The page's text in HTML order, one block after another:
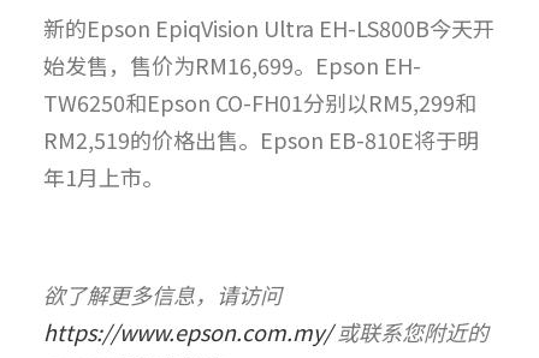
新的Epson EpiqVision Ultra EH-LS800B今天开
始发售，售价为RM16,699。Epson EH-
TW6250和Epson CO-FH01分别以RM5,299和
RM2,519的价格出售。Epson EB-810E将于明
年1月上市。
欲了解更多信息，请访问
https://www.epson.com.my/或联系您附近的